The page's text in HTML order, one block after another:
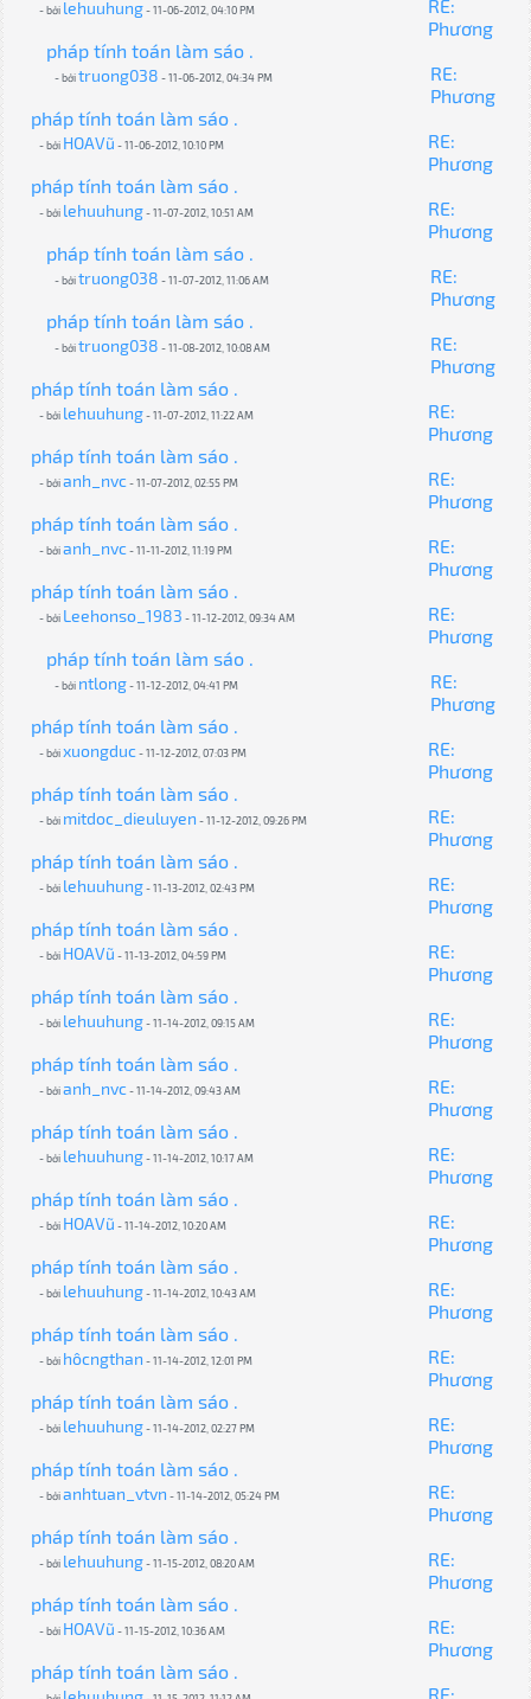
- bởi lehuuhung- 11-06-2012, 04:10 PM
RE:
Phương
pháp tính toán làm sáo .
- bởitruong038 - 11-06-2012, 04:34 PM
RE:
Phương
pháp tính toán làm sáo .
- bởi HOAVũ - 11-06-2012, 10:10 PM
RE:
Phương
pháp tính toán làm sáo .
- bởi lehuuhung- 11-07-2012, 10:51 AM
RE:
Phương
pháp tính toán làm sáo .
- bởitruong038 - 11-07-2012, 11:06 AM
RE:
Phương
pháp tính toán làm sáo .
- bởitruong038 - 11-08-2012, 10:08 AM
RE:
Phương
pháp tính toán làm sáo .
- bởi lehuuhung- 11-07-2012, 11:22 AM
RE:
Phương
pháp tính toán làm sáo .
- bởianh_nvc- 11-07-2012, 02:55 PM
RE:
Phương
pháp tính toán làm sáo .
- bởianh_nvc- 11-11-2012, 11:19 PM
RE:
Phương
pháp tính toán làm sáo .
- bởi Leehonso_1983 - 11-12-2012, 09:34 AM
RE:
Phương
pháp tính toán làm sáo .
- bởi ntlong- 11-12-2012, 04:41 PM
RE:
Phương
pháp tính toán làm sáo .
- bởixuongduc- 11-12-2012, 07:03 PM
RE:
Phương
pháp tính toán làm sáo .
- bởi mitdoc_dieuluyen - 11-12-2012, 09:26 PM
RE:
Phương
pháp tính toán làm sáo .
- bởi lehuuhung- 11-13-2012, 02:43 PM
RE:
Phương
pháp tính toán làm sáo .
- bởi HOAVũ - 11-13-2012, 04:59 PM
RE:
Phương
pháp tính toán làm sáo .
- bởi lehuuhung- 11-14-2012, 09:15 AM
RE:
Phương
pháp tính toán làm sáo .
- bởianh_nvc- 11-14-2012, 09:43 AM
RE:
Phương
pháp tính toán làm sáo .
- bởi lehuuhung- 11-14-2012, 10:17 AM
RE:
Phương
pháp tính toán làm sáo .
- bởi HOAVũ - 11-14-2012, 10:20 AM
RE:
Phương
pháp tính toán làm sáo .
- bởi lehuuhung- 11-14-2012, 10:43 AM
RE:
Phương
pháp tính toán làm sáo .
- bởi hôcngthan - 11-14-2012, 12:01 PM
RE:
Phương
pháp tính toán làm sáo .
- bởi lehuuhung- 11-14-2012, 02:27 PM
RE:
Phương
pháp tính toán làm sáo .
- bởianhtuan_vtvn - 11-14-2012, 05:24 PM
RE:
Phương
pháp tính toán làm sáo .
- bởi lehuuhung- 11-15-2012, 08:20 AM
RE:
Phương
pháp tính toán làm sáo .
- bởi HOAVũ - 11-15-2012, 10:36 AM
RE:
Phương
pháp tính toán làm sáo .
RE: